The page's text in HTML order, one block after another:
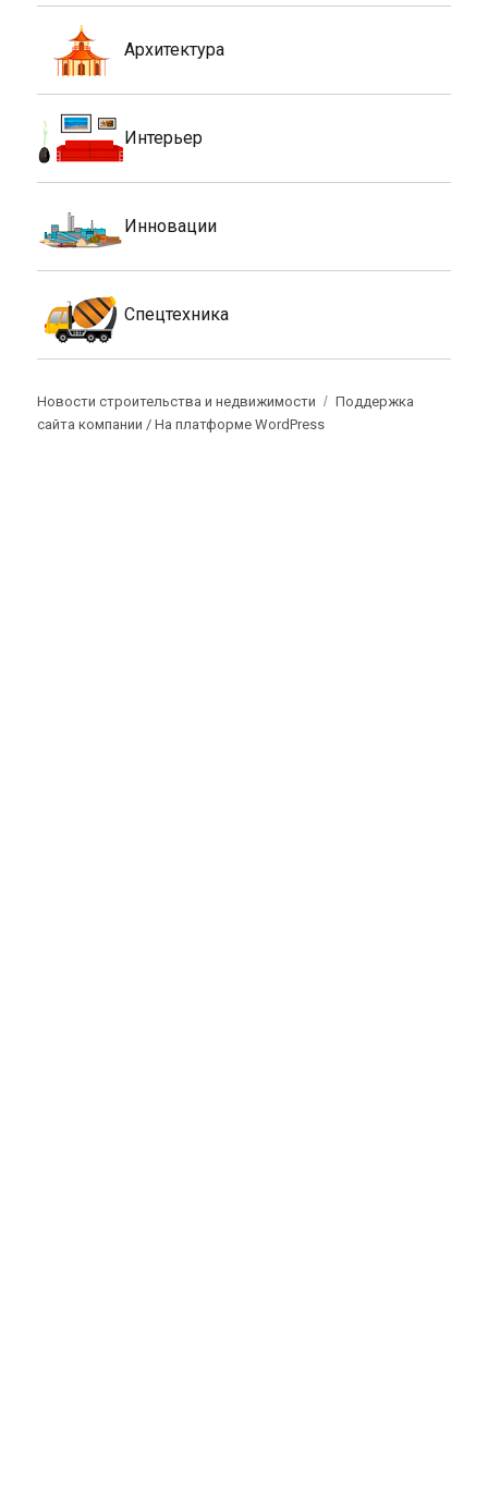
Архитектура
Интерьер
Инновации
Спецтехника
Новости строительства и недвижимости
Поддержка
сайта компании /На платформе WordPress